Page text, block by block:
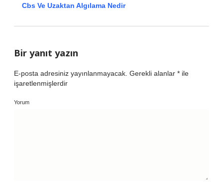
Cbs Ve Uzaktan Algılama Nedir
Bir yanıt yazın
E-posta adresiniz yayınlanmayacak. Gerekli alanlar * ile
işaretlenmişlerdir
Yorum